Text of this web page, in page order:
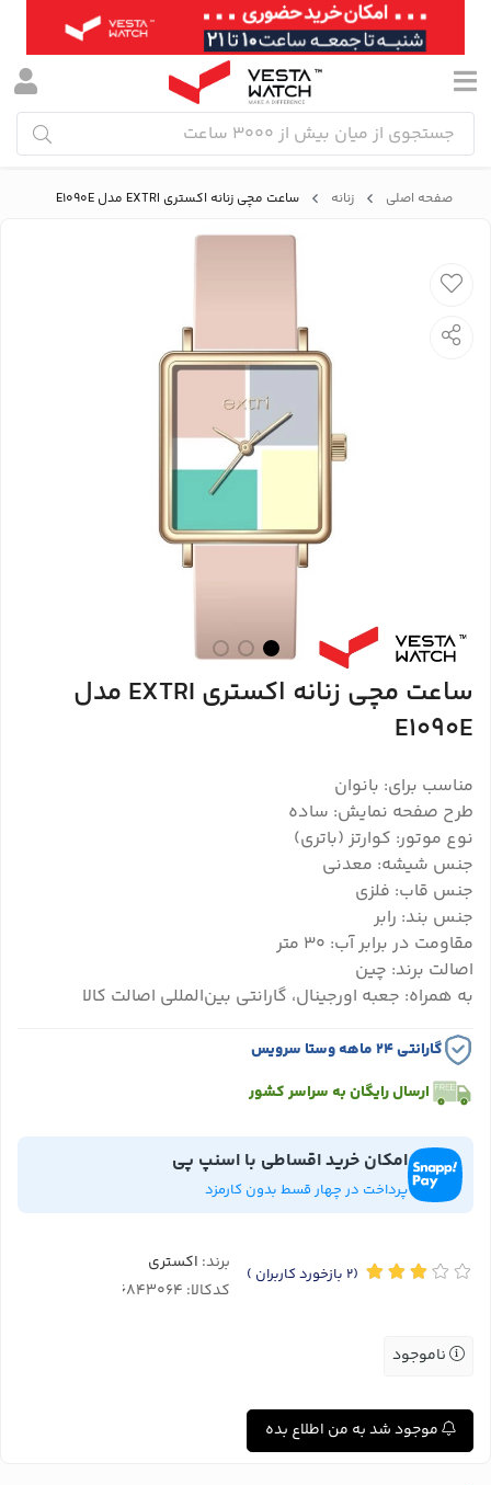
صفحه اصلی زنانه ساعت مچی زنانه اکستری EXTRI مدل E1090E
ساعت مچی زنانه اکستری EXTRI مدل
E1090E
مناسب برای: بانوان
طرح صفحه نمایش: ساده
نوع موتور: کوارتز (باتری)
جنس شیشه: معدنی
جنس قاب: فلزی
جنس بند: رابر
مقاومت در برابر آب: 30 متر
اصالت برند: چین
به همراه: جعبه اورجینال، گارانتی بین‌المللی اصالت کالا
گارانتی ۲۴ ماهه وستا سرویس
ارسال رایگان به سراسر کشور
امکان خرید اقساطی با اسنپ پی
پرداخت در چهار قسط بدون کارمزد
(2 بازخورد کاربران ) برند: اکستری
کدکالا:
ناموجود
موجود شد به من اطلاع بده